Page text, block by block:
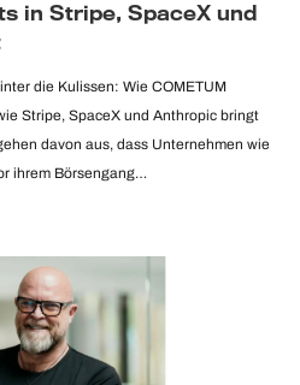
in Stripe, SpaceX und
die Kulissen: Wie COMETUM
Stripe, SpaceX und Anthropic bringt
davon aus, dass Unternehmen wie
ihrem Börsengang…